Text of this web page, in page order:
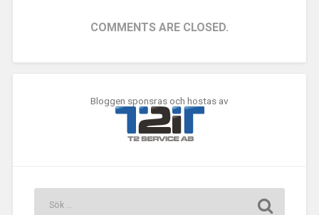
COMMENTS ARE CLOSED.
Bloggen sponsras och hostas av